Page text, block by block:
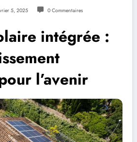
5, 2025 0 Commentaires
intégrée :
l’avenir